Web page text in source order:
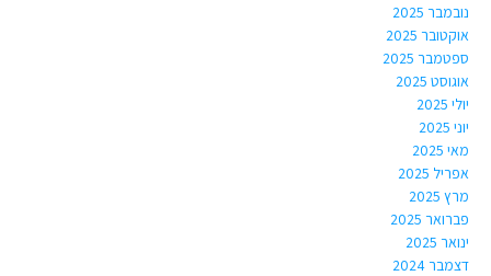
נובמבר 2025
אוקטובר 2025
ספטמבר 2025
אוגוסט 2025
יולי 2025
יוני 2025
מאי 2025
אפריל 2025
מרץ 2025
פברואר 2025
ינואר 2025
דצמבר 2024